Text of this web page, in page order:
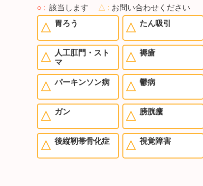
○ 該当します △
お問い合わせください
胃ろう
たん吸引
人工肛門・スト
マ
褥瘡
パーキンソン病 鬱病
ガン 膀胱瘻
後縦靭帯骨化症 視覚障害